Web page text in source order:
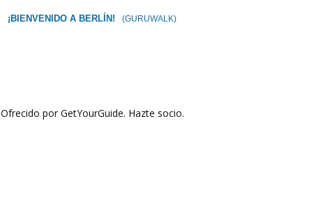
¡BIENVENIDO A BERLÍN! (GURUWALK)
Ofrecido por GetYourGuide. Hazte socio.